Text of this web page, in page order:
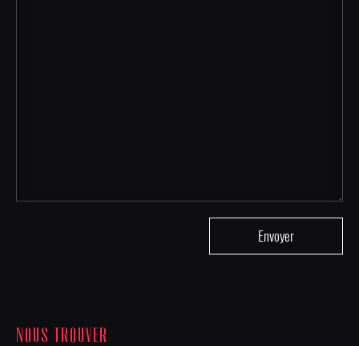
NOUS TROUVER